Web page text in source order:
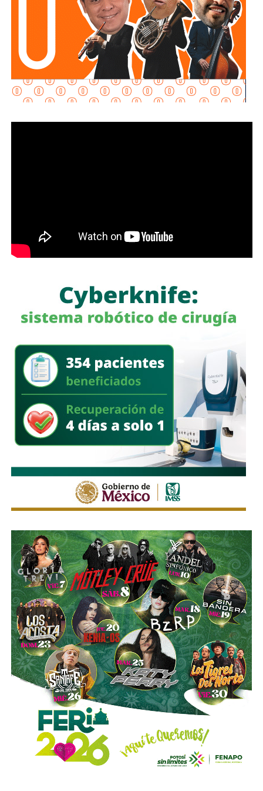
Aquos El Realito es una sociedad integrada por Aqualia
Gestión Integral de Agua
(44%) yAqualia
Infraestructura(5%), filiales del grupo españolFCC;
Conoinsa
(50.999%), filial deEmpresas ICA ; yServicios
de Agua Trident(0.001%), filial de la japonesaMitsui.
Históricamente propiedad de la familia Koplowitz,FCC se
consolidó como una de las constructoras más
importantes de España, pero fue acumulando una deuda
que la dejó al borde de la quiebra a mediados de la década
pasada, hasta queel ingeniero Slim inyectó el capital
necesario para salvar a la compañía y convertirse en
su principal accionista. Desde su llegada, se han hecho
con proyectos de la talla de la remodelación delEstadio
delMetro de Nueva York.
El vínculo de Slim con El Realito no se limita a su
participación como socio operador. La propia constructora
de Carlos Slim,Carso Infraestructura y Construcción
(CICSA), fue la que diseñó y construyó físicamente la
presa, bajo un contrato adjudicado en 2008. Así lo
documenta el propio sitio de CICSA, que enlista la obra en
su portafolio de proyectos de agua, junto con reportes de
la revistaExpansióny los reportes anuales de Grupo
Carso, que reportan el avance de la construcción en 2008 y
su conclusión en 2012. Es decir:antes de cobrar por
operar el acueducto, Slim ya había cobrado por
levantarlo.
El otro bloque,Conoinsa/Empresas ICA
(50.999% del
consorcio, la porción mayor), no es de Slim (o no del todo).